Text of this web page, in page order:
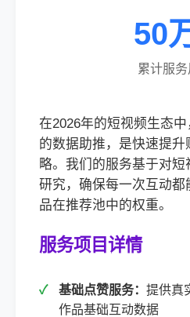
50
累计服务
在2026年的短视频生态
的数据助推，是快速提
略。我们的服务基于对
研究，确保每一次互动
品在推荐池中的权重。
服务项目详情
基础点赞服务： 提供真
作品基础互动数据